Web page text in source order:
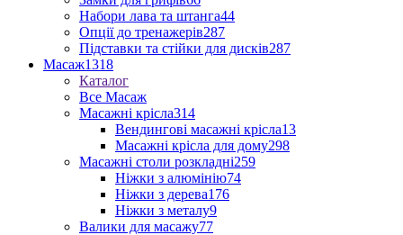
Набори лава та штанга44
Опції до тренажерів287
Підставки та стійки для дисків287
Масаж1318
Каталог
Все Масаж
Масажні крісла314
Вендингові масажні крісла13
Масажні крісла для дому298
Масажні столи розкладні259
Ніжки з алюмінію74
Ніжки з дерева176
Ніжки з металу9
Валики для масажу77